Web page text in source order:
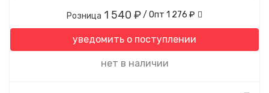
Розница 1 540 ₽/ Опт 1 276 ₽
уведомить о поступлении
нет в наличии